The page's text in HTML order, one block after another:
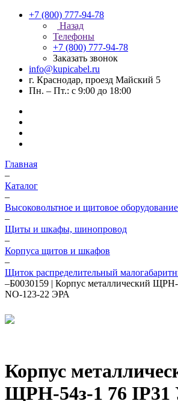
+7 (800) 777-94-78
Назад
Телефоны
+7 (800) 777-94-78
Заказать звонок
info@kupicabel.ru
г. Краснодар, проезд Майский 5
Пн. – Пт.: с 9:00 до 18:00
Главная
–
Каталог
–
Высоковольтное и щитовое оборудование
–
Щиты и шкафы, шинопровод
–
Корпуса щитов и шкафов
–
Щиток распределительный
–Б0030159 | Корпус металлический
NO-123-22 ЭРА
Корпус
ЩРН-54з-1 76